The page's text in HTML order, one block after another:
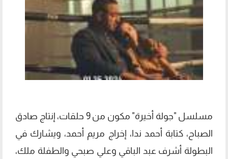
مسلسل "جولة أخيرة" مكون من 9 حلقات، إنتاج صادق
الصباح، كتابة أحمد ندا، إخراج مريم أحمد، ويشارك في
البطولة أشرف عبد الباقي وعلي صبحي والطفلة ملك،